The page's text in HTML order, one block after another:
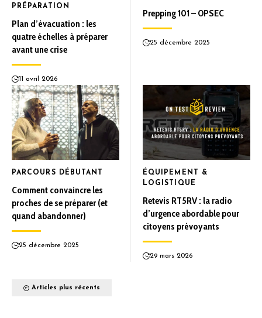
PRÉPARATION
Plan d’évacuation : les
quatre échelles à préparer
avant une crise
11 avril 2026
Prepping 101 – OPSEC
25 décembre 2025
PARCOURS DÉBUTANT
Comment convaincre les
proches de se préparer (et
quand abandonner)
25 décembre 2025
ÉQUIPEMENT &
LOGISTIQUE
Retevis RT5RV : la radio
d’urgence abordable pour
citoyens prévoyants
29 mars 2026
Articles plus récents